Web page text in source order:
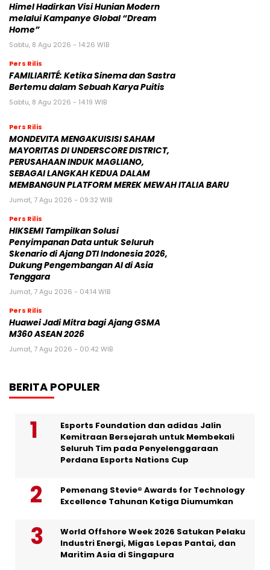
Himel Hadirkan Visi Hunian Modern
melalui Kampanye Global “Dream
Home”
Sabtu, 8 Agu 2026 - 14:26 WIB
Pers Rilis
FAMILIARITÉ: Ketika Sinema dan Sastra
Bertemu dalam Sebuah Karya Puitis
Sabtu, 8 Agu 2026 - 14:19 WIB
Pers Rilis
MONDEVITA MENGAKUISISI SAHAM
MAYORITAS DI UNDERSCORE DISTRICT,
PERUSAHAAN INDUK MAGLIANO,
SEBAGAI LANGKAH KEDUA DALAM
MEMBANGUN PLATFORM MEREK MEWAH ITALIA BARU
Jumat, 7 Agu 2026 - 09:32 WIB
Pers Rilis
HIKSEMI Tampilkan Solusi
Penyimpanan Data untuk Seluruh
Skenario di Ajang DTI Indonesia 2026,
Dukung Pengembangan AI di Asia
Tenggara
Jumat, 7 Agu 2026 - 04:14 WIB
Pers Rilis
Huawei Jadi Mitra bagi Ajang GSMA
M360 ASEAN 2026
Jumat, 7 Agu 2026 - 00:42 WIB
BERITA POPULER
Esports Foundation dan adidas Jalin
Kemitraan Bersejarah untuk Membekali
Seluruh Tim pada Penyelenggaraan
Perdana Esports Nations Cup
Pemenang Stevie® Awards for Technology
Excellence Tahunan Ketiga Diumumkan
World Offshore Week 2026 Satukan Pelaku
Industri Energi, Migas Lepas Pantai, dan
Maritim Asia di Singapura